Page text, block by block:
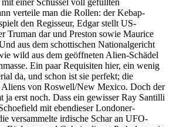
verteile man die Rollen: der Kebap-
den Regisseur, Edgar stellt US-
Truman dar und Preston sowie Maurice
aus dem schottischen Nationalgericht
wild aus dem geöffneten Alien-Schädel
Ein paar Requisiten hier, ein wenig
da, und schon ist sie perfekt; die
Aliens von Roswell/New Mexico. Doch der
ja erst noch. Dass ein gewisser Ray Santilli
mit ebendieser Londoner-
versammelte irdische Schar an UFO-